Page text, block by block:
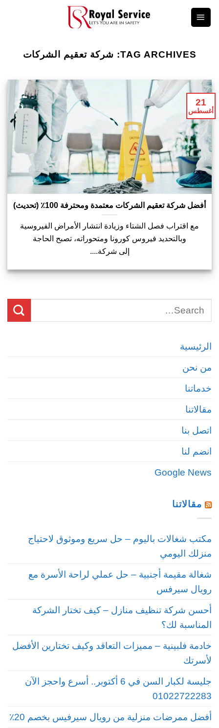
Skip
TAG ARCHIVES:
شركة تعقيم الشركات
الرئيسية
من نحن
خدماتنا
مقالاتنا
اتصل بنا
انضم لنا
Google News
مقالاتنا
مكتب شغالات باليوم – حل سريع وموثوق لاحتياج
منزلك اليومي
شغالة مقيمة أجنبية – حل عملي لراحة الأسرة مع
رويال سيرفس
أحسن شركة تنظيف منازل – كيف تختار الشركة
المناسبة لك؟
خادمة فلبينية – مميزات التعاقد وكيف تختارين الأفضل
لأسرتك
جليسة لكبار السن في 6 أكتوبر.. أسرع واحجز الآن
01022722283
أفضل ممرضات منزلية من رويال سيرفيس بخصم 20٪
أفضل شركة تعقيم الشركات معتمدة ومحترفة 100٪ (تحديث)
مع اقتراب فصل الشتاء وزيادة انتشار الأمراض الفيروسية
وبالتحديد فيروس كورونا ومتحوراته، تصبح الحاجة
إلى شركة....
21
أغسطس